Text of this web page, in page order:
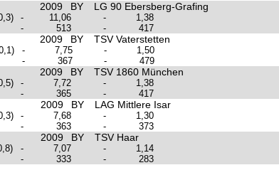
2009 BY LG 90 Ebersberg-Grafing
- 11,06 -
1,38
- 513 - 417
2009 BY TSV Vaterstetten
- 7,75 -
1,50
- 367 - 479
2009 BY TSV 1860 München
- 7,72 -
1,38
- 365 - 417
2009 BY LAG Mittlere Isar
- 7,68 -
1,30
- 363 - 373
2009 BY TSV Haar
- 7,07 -
1,14
- 333 - 283